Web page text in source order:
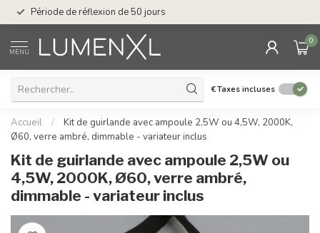
Période de réflexion de 50 jours
MENU
0
€Taxes incluses
Accueil /
Kit de guirlande avec ampoule 2,5W ou 4,5W, 2000K,
Ø60, verre ambré, dimmable - variateur inclus
Kit de guirlande avec ampoule 2,5W ou
4,5W, 2000K, Ø60, verre ambré,
dimmable - variateur inclus